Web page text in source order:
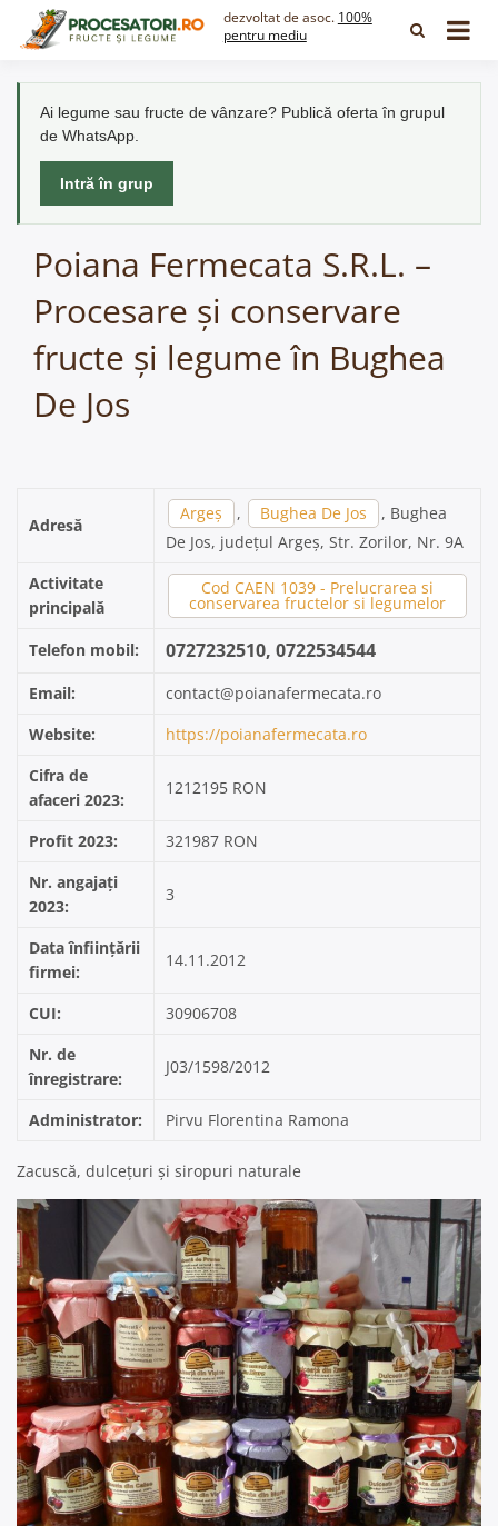
dezvoltat de asoc. 100%
pentru mediu
Ai legume sau fructe de vânzare? Publică oferta în grupul
de WhatsApp.
Intră în grup
Poiana Fermecata S.R.L. –
Procesare și conservare
fructe și legume în Bughea
De Jos
Adresă
Argeș , Bughea De Jos
, Bughea
De Jos, județul Argeș, Str. Zorilor, Nr. 9A
Activitate
principală
Cod CAEN 1039 - Prelucrarea si
conservarea fructelor si legumelor
Telefon mobil: 0727232510, 0722534544
Email:
contact@poianafermecata.ro
Website:
https://poianafermecata.ro
Cifra de
afaceri 2023:
1212195 RON
Profit 2023:
321987 RON
Nr. angajați
2023:
3
Data înființării
firmei:
14.11.2012
CUI:
30906708
Nr. de
înregistrare:
J03/1598/2012
Administrator: Pirvu Florentina Ramona
Zacuscă, dulcețuri și siropuri naturale